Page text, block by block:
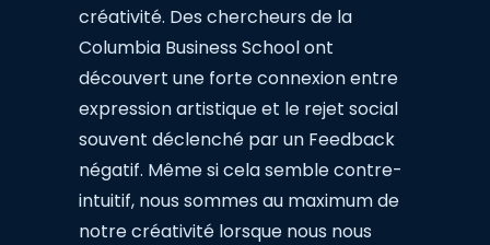
créativité. Des chercheurs de la
Columbia Business School ont
découvert une forte connexion entre
expression artistique et le rejet social
souvent déclenché par un Feedback
négatif. Même si cela semble contre-
intuitif, nous sommes au maximum de
notre créativité lorsque nous nous